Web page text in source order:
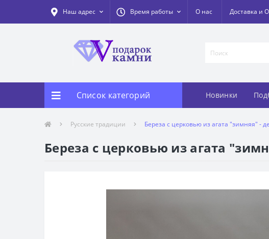
Наш адрес Время работы О нас Доставка и
Список категорий Новинки
Русские традиции Береза с церковью из агата "зимняя" -
Береза с церковью из агата